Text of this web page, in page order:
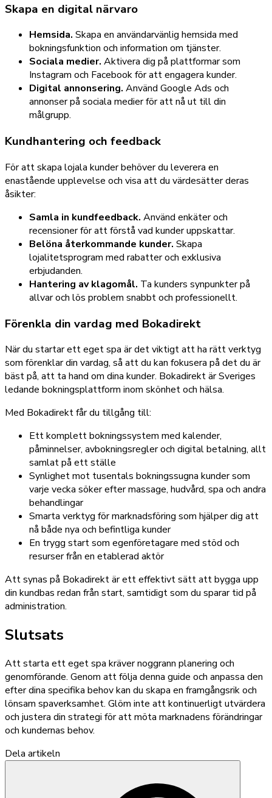
Skapa en digital närvaro
Hemsida. Skapa en användarvänlig hemsida med
bokningsfunktion och information om tjänster.
Sociala medier. Aktivera dig på plattformar som
Instagram och Facebook för att engagera kunder.
Digital annonsering. Använd Google Ads och
annonser på sociala medier för att nå ut till din
målgrupp.
Kundhantering och feedback
För att skapa lojala kunder behöver du leverera en
enastående upplevelse och visa att du värdesätter deras
åsikter:
Samla in kundfeedback. Använd enkäter och
recensioner för att förstå vad kunder uppskattar.
Belöna återkommande kunder. Skapa
lojalitetsprogram med rabatter och exklusiva
erbjudanden.
Hantering av klagomål. Ta kunders synpunkter på
allvar och lös problem snabbt och professionellt.
Förenkla din vardag med Bokadirekt
När du startar ett eget spa är det viktigt att ha rätt verktyg
som förenklar din vardag, så att du kan fokusera på det du är
bäst på, att ta hand om dina kunder. Bokadirekt är Sveriges
ledande bokningsplattform inom skönhet och hälsa.
Med Bokadirekt får du tillgång till:
Ett komplett bokningssystem med kalender,
påminnelser, avbokningsregler och digital betalning, allt
samlat på ett ställe
Synlighet mot tusentals bokningssugna kunder som
varje vecka söker efter massage, hudvård, spa och andra
behandlingar
Smarta verktyg för marknadsföring som hjälper dig att
nå både nya och befintliga kunder
En trygg start som egenföretagare med stöd och
resurser från en etablerad aktör
Att synas på Bokadirekt är ett effektivt sätt att bygga upp
din kundbas redan från start, samtidigt som du sparar tid på
administration.
Slutsats
Att starta ett eget spa kräver noggrann planering och
genomförande. Genom att följa denna guide och anpassa den
efter dina specifika behov kan du skapa en framgångsrik och
lönsam spaverksamhet. Glöm inte att kontinuerligt utvärdera
och justera din strategi för att möta marknadens förändringar
och kundernas behov.
Dela artikeln